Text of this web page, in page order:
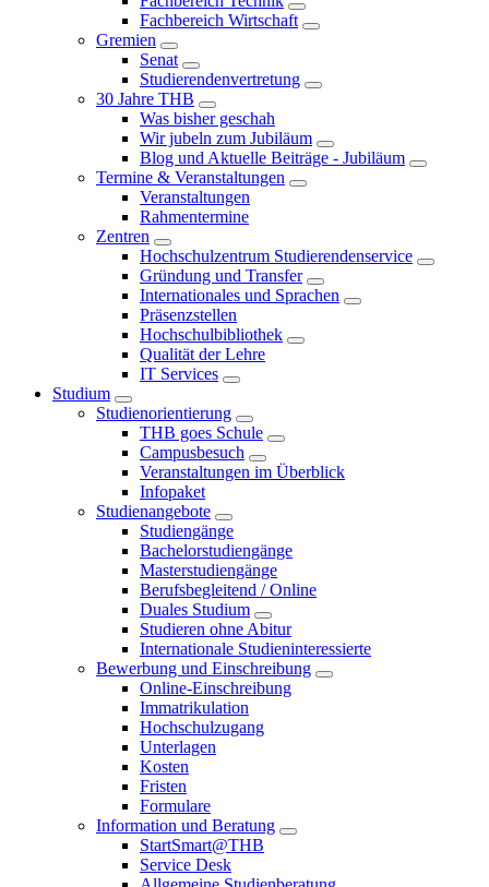
Fachbereich Wirtschaft
Gremien
Senat
Studierendenvertretung
30 Jahre THB
Was bisher geschah
Wir jubeln zum Jubiläum
Blog und Aktuelle Beiträge - Jubiläum
Termine & Veranstaltungen
Veranstaltungen
Rahmentermine
Zentren
Hochschulzentrum Studierendenservice
Gründung und Transfer
Internationales und Sprachen
Präsenzstellen
Hochschulbibliothek
Qualität der Lehre
IT Services
Studium
Studienorientierung
THB goes Schule
Campusbesuch
Veranstaltungen im Überblick
Infopaket
Studienangebote
Studiengänge
Bachelorstudiengänge
Masterstudiengänge
Berufsbegleitend / Online
Duales Studium
Studieren ohne Abitur
Internationale Studieninteressierte
Bewerbung und Einschreibung
Online-Einschreibung
Immatrikulation
Hochschulzugang
Unterlagen
Kosten
Fristen
Formulare
Information und Beratung
StartSmart@THB
Service Desk